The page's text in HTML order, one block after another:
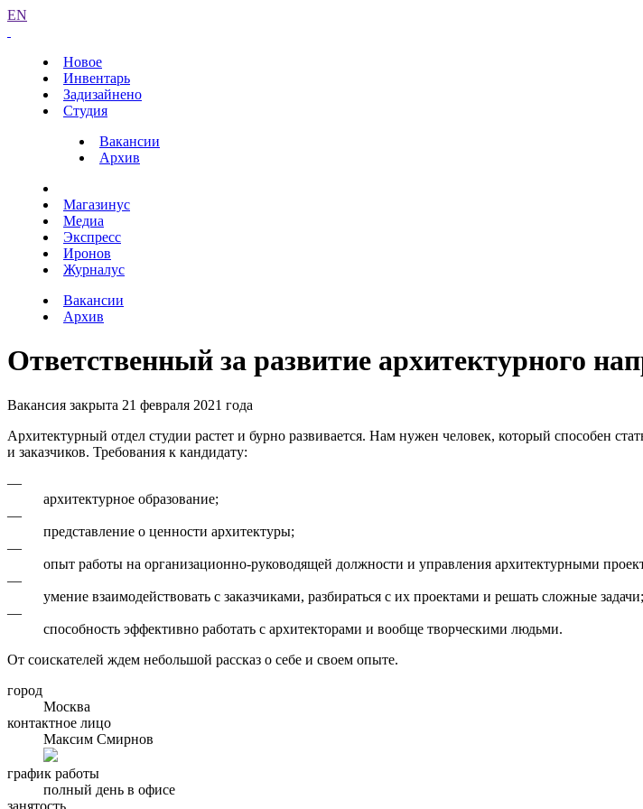
EN
Новое
Инвентарь
Задизайнено
Студия
Вакансии
Архив
Магазинус
Медиа
Экспресс
Иронов
Журналус
Вакансии
Архив
Ответственный за развитие архитектурного
Вакансия закрыта 21 февраля 2021 года
Архитектурный отдел студии растет и бурно развивается. Нам нужен человек, который способен
и заказчиков. Требования к кандидату:
—
архитектурное образование;
—
представление о ценности архитектуры;
—
опыт работы на организационно-руководящей должности и управления архитектурными
—
умение взаимодействовать с заказчиками, разбираться с их проектами и решать сложные задачи;
—
способность эффективно работать с архитекторами и вообще творческими людьми.
От соискателей ждем небольшой рассказ о себе и своем опыте.
город
Москва
контактное лицо
Максим Смирнов
график работы
полный день в офисе
занятость